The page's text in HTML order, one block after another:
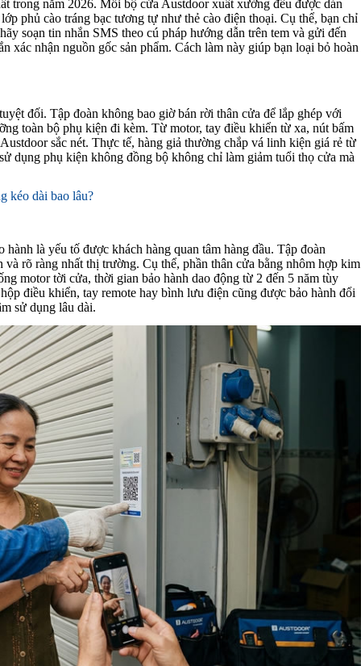
trong năm 2026. Mỗi bộ cửa Austdoor xuất xưởng đều được dán
phủ cào tráng bạc tương tự như thẻ cào điện thoại. Cụ thể, bạn chỉ
soạn tin nhắn SMS theo cú pháp hướng dẫn trên tem và gửi đến
xác nhận nguồn gốc sản phẩm. Cách làm này giúp bạn loại bỏ hoàn
đối. Tập đoàn không bao giờ bán rời thân cửa để lắp ghép với
toàn bộ phụ kiện đi kèm. Từ motor, tay điều khiển từ xa, nút bấm
sắc nét. Thực tế, hàng giả thường chắp vá linh kiện giá rẻ từ
dụng phụ kiện không đồng bộ không chỉ làm giảm tuổi thọ cửa mà
kéo dài bao lâu?
là yếu tố được khách hàng quan tâm hàng đầu. Tập đoàn
rõ ràng nhất thị trường. Cụ thể, phần thân cửa bằng nhôm hợp kim
motor tời cửa, thời gian bảo hành dao động từ 2 đến 5 năm tùy
điều khiển, tay remote hay bình lưu điện cũng được bảo hành đổi
sử dụng lâu dài.